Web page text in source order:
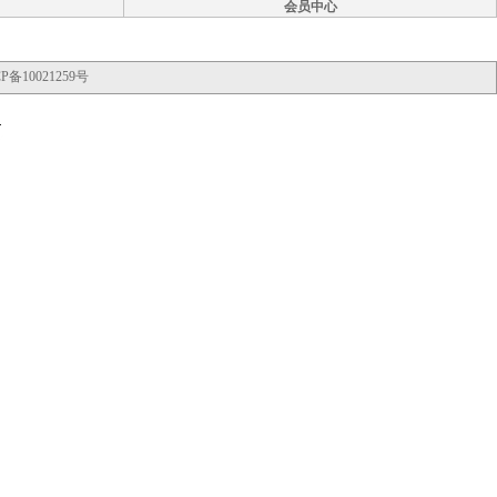
会员中心
备10021259号